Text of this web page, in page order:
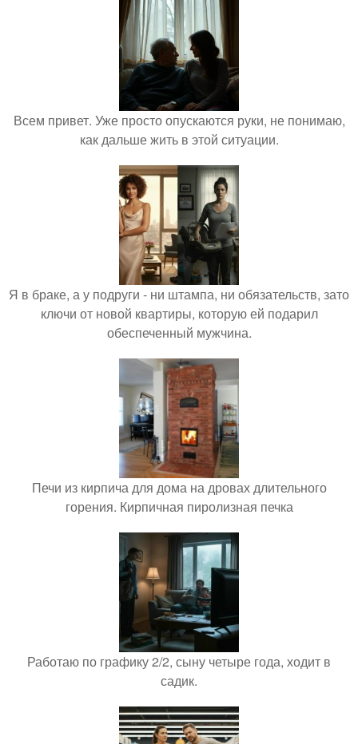
Всем привет. Уже просто опускаются руки, не понимаю,
как дальше жить в этой ситуации.
Я в браке, а у подруги - ни штампа, ни обязательств, зато
ключи от новой квартиры, которую ей подарил
обеспеченный мужчина.
Печи из кирпича для дома на дровах длительного
горения. Кирпичная пиролизная печка
Работаю по графику 2/2, сыну четыре года, ходит в
садик.